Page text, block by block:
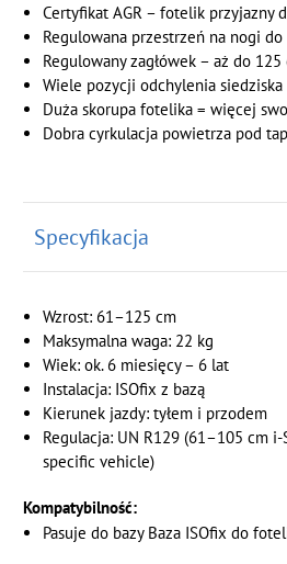
Certyfikat AGR – fotelik przyjazny
Regulowana przestrzeń na nogi
Regulowany zagłówek – aż do 125
Wiele pozycji odchylenia siedziska
Duża skorupa fotelika = więcej
Dobra cyrkulacja powietrza pod
Specyfikacja
Wzrost: 61–125 cm
Maksymalna waga: 22 kg
Wiek: ok. 6 miesięcy – 6 lat
Instalacja: ISOfix z bazą
Kierunek jazdy: tyłem i przodem
Regulacja: UN R129 (61–105 cm
specific vehicle)
Kompatybilność:
Pasuje do bazy Baza ISOfix do